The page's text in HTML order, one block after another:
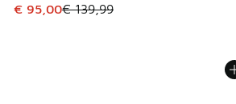
Dit artikel is in de uitverkoop. Dit
€ 95,00€ 139,99